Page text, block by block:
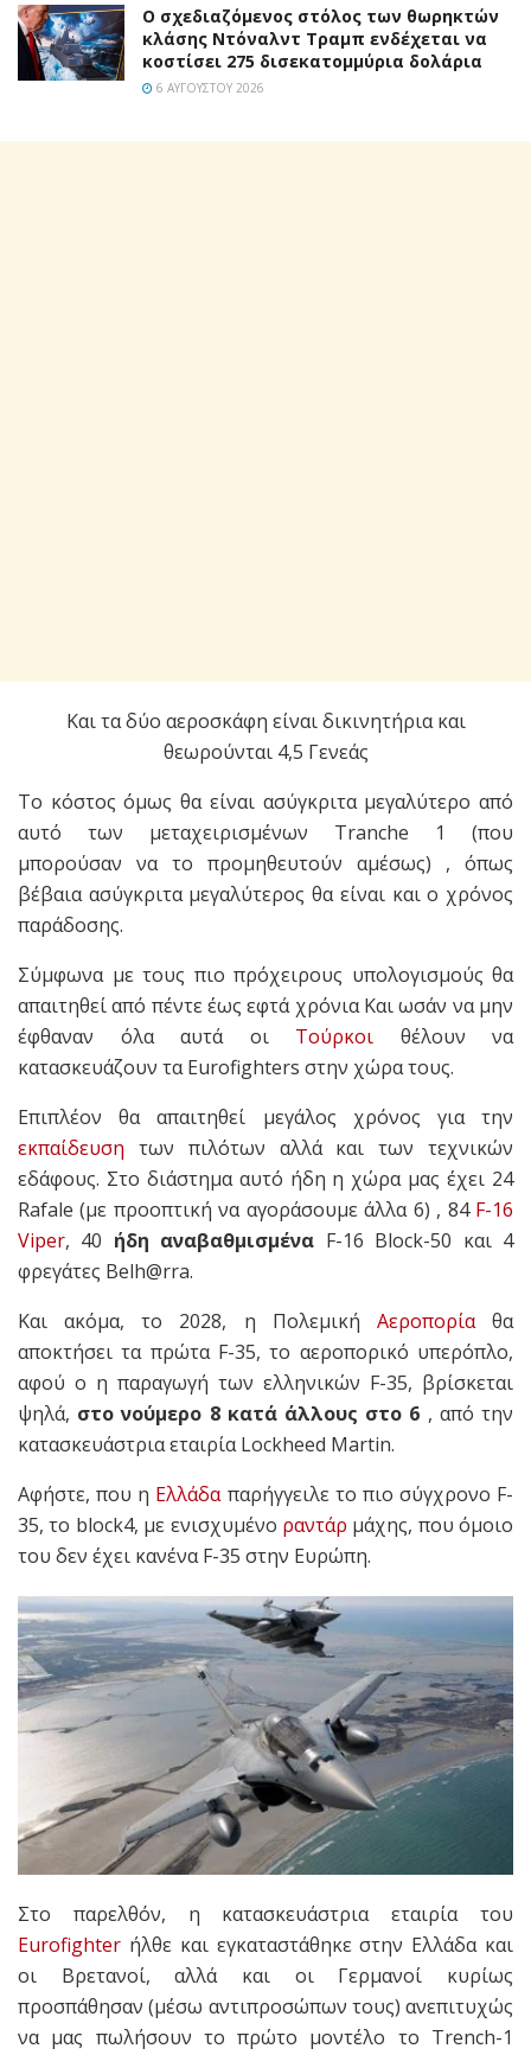
Ο σχεδιαζόμενος στόλος των θωρηκτών
κλάσης Ντόναλντ Τραμπ ενδέχεται να
κοστίσει 275 δισεκατομμύρια δολάρια
6 ΑΥΓΟΎΣΤΟΥ 2026
Και τα δύο αεροσκάφη είναι δικινητήρια και
θεωρούνται 4,5 Γενεάς
Το κόστος όμως θα είναι ασύγκριτα μεγαλύτερο από
αυτό των μεταχειρισμένων Tranche 1 (που
μπορούσαν να το προμηθευτούν αμέσως) , όπως
βέβαια ασύγκριτα μεγαλύτερος θα είναι και ο χρόνος
παράδοσης.
Σύμφωνα με τους πιο πρόχειρους υπολογισμούς θα
απαιτηθεί από πέντε έως εφτά χρόνια Και ωσάν να μην
έφθαναν όλα αυτά οι Τούρκοι θέλουν να
κατασκευάζουν τα Eurofighters στην χώρα τους.
Επιπλέον θα απαιτηθεί μεγάλος χρόνος για την
εκπαίδευση των πιλότων αλλά και των τεχνικών
εδάφους. Στο διάστημα αυτό ήδη η χώρα μας έχει 24
Rafale (με προοπτική να αγοράσουμε άλλα 6) , 84 F-16
Viper, 40 ήδη αναβαθμισμένα F-16 Block-50 και 4
φρεγάτες Belh@rra.
Και ακόμα, το 2028, η Πολεμική Αεροπορίαθα
αποκτήσει τα πρώτα F-35, το αεροπορικό υπερόπλο,
αφού ο η παραγωγή των ελληνικών F-35, βρίσκεται
ψηλά, στο νούμερο 8 κατά άλλους στο 6 , από την
κατασκευάστρια εταιρία Lockheed Martin.
Αφήστε, που η Ελλάδαπαρήγγειλε το πιο σύγχρονο F-
35, το block4, με ενισχυμένο ραντάρ μάχης, που όμοιο
του δεν έχει κανένα F-35 στην Ευρώπη.
Στο παρελθόν, η κατασκευάστρια εταιρία του
Eurofighter ήλθε και εγκαταστάθηκε στην Ελλάδα και
οι Βρετανοί, αλλά και οι Γερμανοί κυρίως
προσπάθησαν (μέσω αντιπροσώπων τους) ανεπιτυχώς
να μας πωλήσουν το πρώτο μοντέλο το Trench-1